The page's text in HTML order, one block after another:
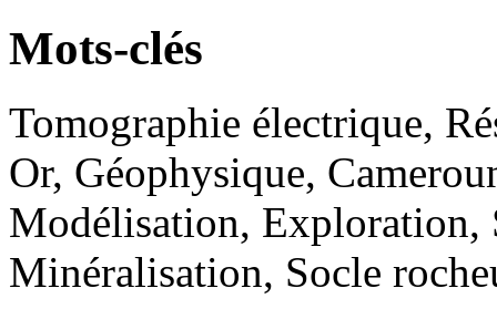
Mots-clés
Tomographie électrique,
Or, Géophysique,
Modélisation, Exploration,
Minéralisation, Socle